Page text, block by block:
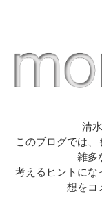
清
このブログでは
雑多
考えるヒントにな
想をコ